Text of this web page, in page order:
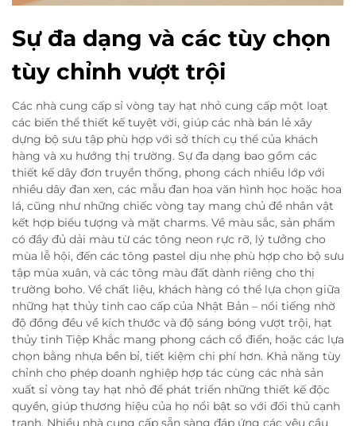
Sự đa dạng và các tùy chọn
tùy chỉnh vượt trội
Các nhà cung cấp sỉ vòng tay hạt nhỏ cung cấp một loạt
các biến thể thiết kế tuyệt vời, giúp các nhà bán lẻ xây
dựng bộ sưu tập phù hợp với sở thích cụ thể của khách
hàng và xu hướng thị trường. Sự đa dạng bao gồm các
thiết kế dây đơn truyền thống, phong cách nhiều lớp với
nhiều dây đan xen, các mẫu đan hoa văn hình học hoặc hoa
lá, cũng như những chiếc vòng tay mang chủ đề nhân vật
kết hợp biểu tượng và mặt charms. Về màu sắc, sản phẩm
có đầy đủ dải màu từ các tông neon rực rỡ, lý tưởng cho
mùa lễ hội, đến các tông pastel dịu nhẹ phù hợp cho bộ sưu
tập mùa xuân, và các tông màu đất dành riêng cho thị
trường boho. Về chất liệu, khách hàng có thể lựa chọn giữa
những hạt thủy tinh cao cấp của Nhật Bản – nổi tiếng nhờ
độ đồng đều về kích thước và độ sáng bóng vượt trội, hạt
thủy tinh Tiệp Khắc mang phong cách cổ điển, hoặc các lựa
chọn bằng nhựa bền bỉ, tiết kiệm chi phí hơn. Khả năng tùy
chỉnh cho phép doanh nghiệp hợp tác cùng các nhà sản
xuất sỉ vòng tay hạt nhỏ để phát triển những thiết kế độc
quyền, giúp thương hiệu của họ nổi bật so với đối thủ cạnh
tranh. Nhiều nhà cung cấp sẵn sàng đáp ứng các yêu cầu